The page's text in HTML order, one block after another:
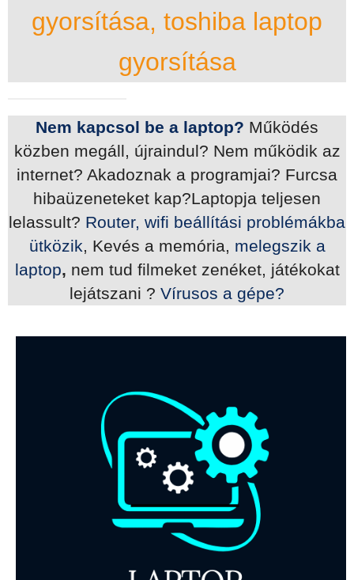
gyorsítása, toshiba laptop
gyorsítása
Nem kapcsol be a laptop? Működés
közben megáll, újraindul? Nem működik az
internet? Akadoznak a programjai? Furcsa
hibaüzeneteket kap?Laptopja teljesen
lelassult? Router, wifi beállítási problémákba
ütközik, Kevés a memória, melegszik a
laptop, nem tud filmeket zenéket, játékokat
lejátszani ? Vírusos a gépe?